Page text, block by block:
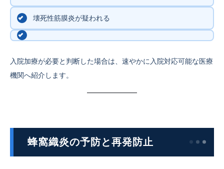
壊死性筋膜炎が疑われる
入院加療が必要と判断した場合は、速やかに入院対応可能な医療
機関へ紹介します。
蜂窩織炎の予防と再発防止